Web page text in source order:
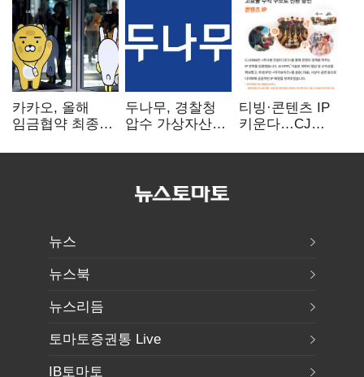
카카오, 올해
임금협약 최종
인상·격려금
두나무, 경찰청
압수 가상자산
커스터디 사업
티빙·콘텐츠 IP
키운다…CJ
글로벌 확장 가속
뉴스
뉴스북
뉴스리듬
토마토증권통 Live
IB토마토